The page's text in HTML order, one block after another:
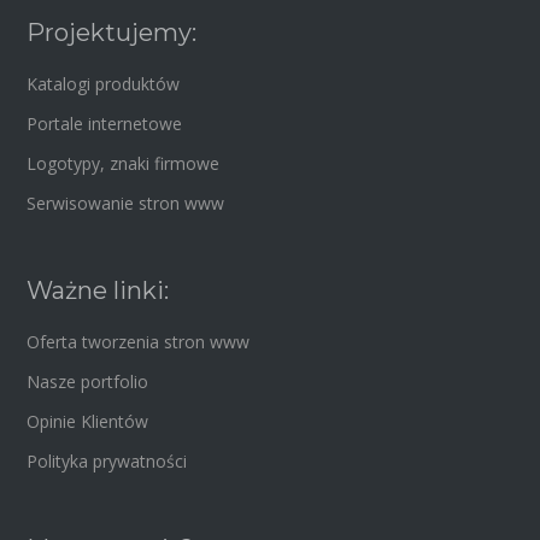
Projektujemy:
Katalogi produktów
Portale internetowe
Logotypy, znaki firmowe
Serwisowanie stron www
Ważne linki:
Oferta tworzenia stron www
Nasze portfolio
Opinie Klientów
Polityka prywatności